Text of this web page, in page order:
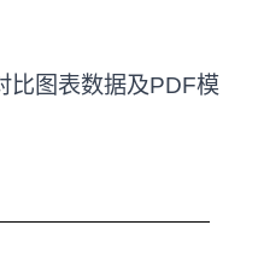
比图表数据及PDF模